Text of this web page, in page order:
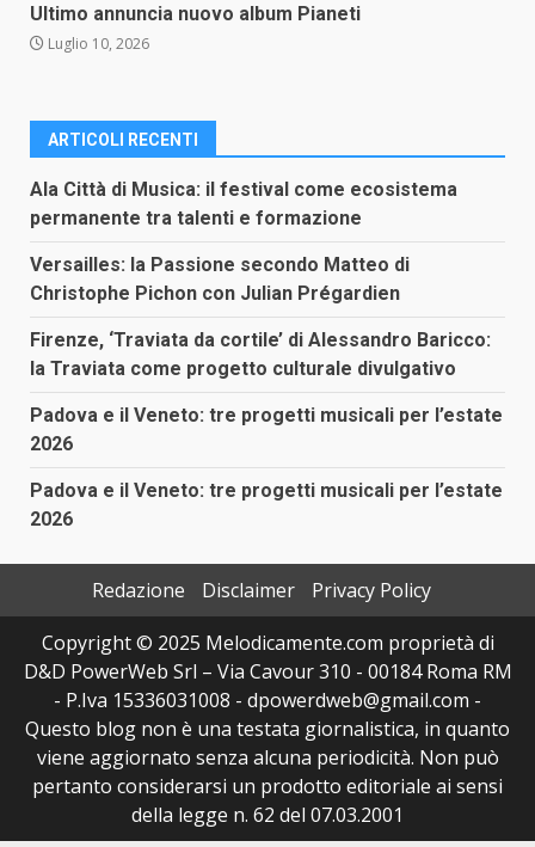
Ultimo annuncia nuovo album Pianeti
Luglio 10, 2026
ARTICOLI RECENTI
Ala Città di Musica: il festival come ecosistema
permanente tra talenti e formazione
Versailles: la Passione secondo Matteo di
Christophe Pichon con Julian Prégardien
Firenze, ‘Traviata da cortile’ di Alessandro Baricco:
la Traviata come progetto culturale divulgativo
Padova e il Veneto: tre progetti musicali per l’estate
2026
Padova e il Veneto: tre progetti musicali per l’estate
2026
Redazione Disclaimer
Privacy Policy
Copyright © 2025 Melodicamente.com proprietà di
D&D PowerWeb Srl – Via Cavour 310 - 00184 Roma RM
- P.Iva 15336031008 - dpowerdweb@gmail.com -
Questo blog non è una testata giornalistica, in quanto
viene aggiornato senza alcuna periodicità. Non può
pertanto considerarsi un prodotto editoriale ai sensi
della legge n. 62 del 07.03.2001